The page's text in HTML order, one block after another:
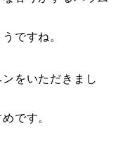
ですね。
をいただきまし
です。